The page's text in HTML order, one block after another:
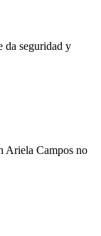
da seguridad y
Ariela Campos no